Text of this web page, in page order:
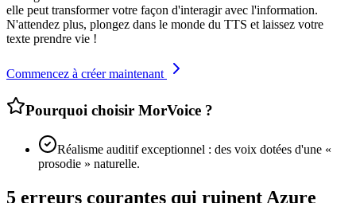
elle peut transformer votre façon d'interagir avec l'information.
N'attendez plus, plongez dans le monde du TTS et laissez votre
texte prendre vie !
Commencez à créer maintenant
Pourquoi choisir MorVoice ?
Réalisme auditif exceptionnel : des voix dotées d'une «
prosodie » naturelle.
5 erreurs courantes qui ruinent Azure